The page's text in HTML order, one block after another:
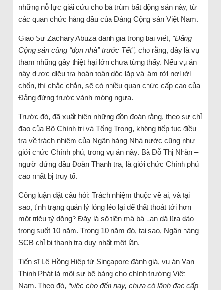
những nỗ lực giải cứu cho bà trùm bất động sản này, từ
các quan chức hàng đầu của Đảng Cộng sản Việt Nam.
Giáo Sư Zachary Abuza đánh giá trong bài viết, “Đảng
Cộng sản cũng “dọn nhà” trước Tết”, cho rằng, đây là vụ
tham nhũng gây thiệt hại lớn chưa từng thấy. Nếu vụ án
này được điều tra hoàn toàn độc lập và làm tới nơi tới
chốn, thì chắc chắn, sẽ có nhiều quan chức cấp cao của
Đảng đứng trước vành móng ngựa.
Trước đó, đã xuất hiện những đồn đoán rằng, theo sự chỉ
đạo của Bộ Chính trị và Tổng Trọng, không tiếp tục điều
tra về trách nhiệm của Ngân hàng Nhà nước cũng như
giới chức Chính phủ, trong vụ án này. Bà Đỗ Thị Nhàn –
người đứng đầu Đoàn Thanh tra, là giới chức Chính phủ
cao nhất bị truy tố.
Công luận đặt câu hỏi: Trách nhiệm thuộc về ai, và tại
sao, tình trạng quản lý lỏng lẻo lại để thất thoát tới hơn
một triệu tỷ đồng? Đây là số tiền mà bà Lan đã lừa đảo
trong suốt 10 năm. Trong 10 năm đó, tại sao, Ngân hàng
SCB chỉ bị thanh tra duy nhất một lần.
Tiến sĩ Lê Hồng Hiệp từ Singapore đánh giá, vụ án Vạn
Thịnh Phát là một sự bẽ bàng cho chính trường Việt
Nam. Theo đó, “việc cho đến nay, chưa có lãnh đạo cấp